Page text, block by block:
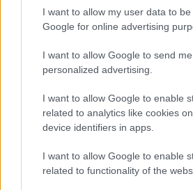
I want to allow my user data to
Google for online advertising
I want to allow Google to send me
personalized advertising.
I want to allow Google to enable
related to analytics like cookies
device identifiers in apps.
I want to allow Google to enable
related to functionality of the
ΚΥΚΛΑΔΕΣ, ΚΡΗΤΗ
Καιρός: Γενικά αίθριος με λίγες
Ανεμοι: Δυτικοί νοτιοδυτικοί 3
Θερμοκρασία: Από 18 έως 26
ΝΗΣΙΑ ΑΝΑΤΟΛΙΚΟΥ
Καιρός: Γενικά αίθριος με
αυξημένες στα βόρεια.